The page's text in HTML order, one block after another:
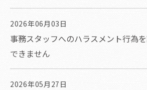
2026年06月03日
事務スタッフへのハラスメント行為
できません
2026年05月27日